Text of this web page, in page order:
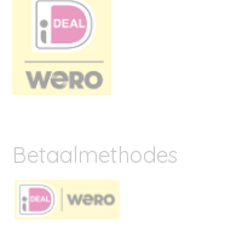
Betaalmethodes